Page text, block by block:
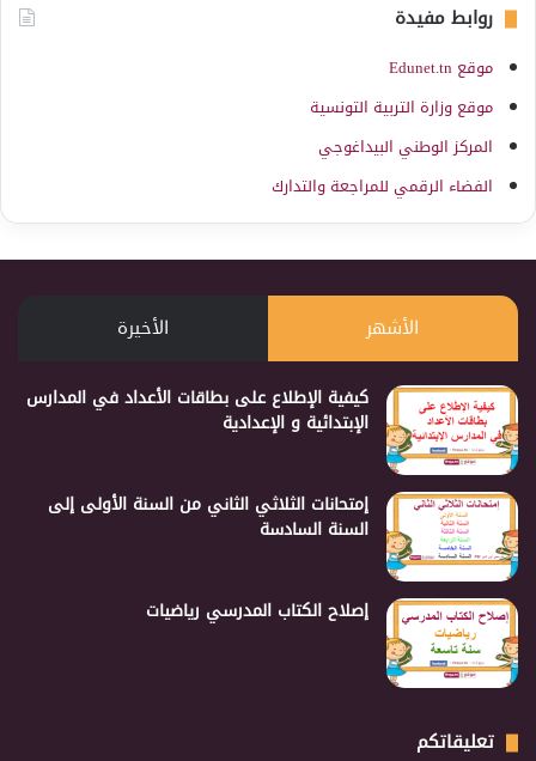
روابط مفيدة
موقع Edunet.tn
موقع وزارة التربية التونسية
المركز الوطني البيداغوجي
الفضاء الرقمي للمراجعة والتدارك
الأشهر الأخيرة
كيفية الإطلاع على بطاقات الأعداد في المدارس
الإبتدائية و الإعدادية
إمتحانات الثلاثي الثاني من السنة الأولى إلى
السنة السادسة
إصلاح الكتاب المدرسي رياضيات
تعليقاتكم